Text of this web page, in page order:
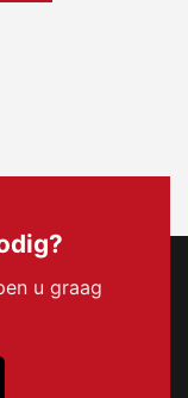
u graag